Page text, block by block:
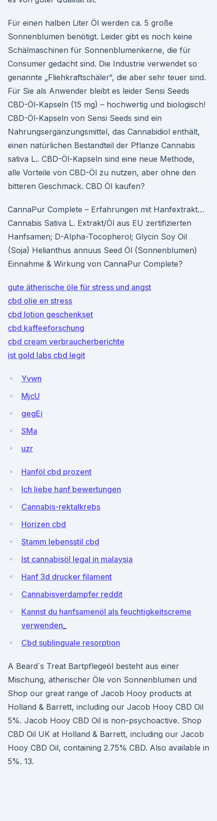
Für einen halben Liter Öl werden ca. 5 große
Sonnenblumen benötigt. Leider gibt es noch keine
Schälmaschinen für Sonnenblumenkerne, die für
Consumer gedacht sind. Die Industrie verwendet so
genannte „Fliehkraftschäler“, die aber sehr teuer sind.
Für Sie als Anwender bleibt es leider Sensi Seeds
CBD-Öl-Kapseln (15 mg) – hochwertig und biologisch!
CBD-Öl-Kapseln von Sensi Seeds sind ein
Nahrungsergänzungsmittel, das Cannabidiol enthält,
einen natürlichen Bestandteil der Pflanze Cannabis
sativa L.. CBD-Öl-Kapseln sind eine neue Methode,
alle Vorteile von CBD-Öl zu nutzen, aber ohne den
bitteren Geschmack. CBD Öl kaufen?
CannaPur Complete – Erfahrungen mit Hanfextrakt…
Cannabis Sativa L. Extrakt/Öl aus EU zertifizierten
Hanfsamen; D-Alpha-Tocopherol; Glycin Soy Oil
(Soja) Helianthus annuus Seed Öl (Sonnenblumen)
Einnahme & Wirkung von CannaPur Complete?
gute ätherische öle für stress und angst
cbd olie en stress
cbd lotion geschenkset
cbd kaffeeforschung
cbd cream verbraucherberichte
ist gold labs cbd legit
Yvwn
MjcU
gegEi
SMa
uzr
Hanföl cbd prozent
Ich liebe hanf bewertungen
Cannabis-rektalkrebs
Horizen cbd
Stamm lebensstil cbd
Ist cannabisöl legal in malaysia
Hanf 3d drucker filament
Cannabisverdampfer reddit
Kannst du hanfsamenöl als feuchtigkeitscreme
verwenden_
Cbd sublinguale resorption
A Beard`s Treat Bartpflegeöl besteht aus einer
Mischung, ätherischer Öle von Sonnenblumen und
Shop our great range of Jacob Hooy products at
Holland & Barrett, including our Jacob Hooy CBD Oil
5%. Jacob Hooy CBD Oil is non-psychoactive. Shop
CBD Oil UK at Holland & Barrett, including our Jacob
Hooy CBD Oil, containing 2.75% CBD. Also available in
5%. 13.